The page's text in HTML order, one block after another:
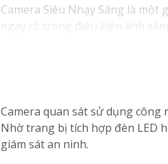
Camera Siêu Nhạy Sáng là
ngay cả trong điều kiện ánh
Camera Siêu Nhạy Sáng là
Camera quan sát sử dụng
Nhờ trang bị tích hợp đèn LED
giám sát an ninh.